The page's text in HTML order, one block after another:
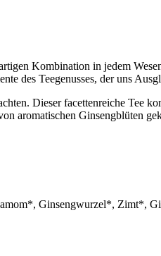
Kombination in jedem
des Teegenusses, der uns
Dieser facettenreiche Tee
aromatischen Ginsengblüten
Ginsengwurzel*, Zimt*,